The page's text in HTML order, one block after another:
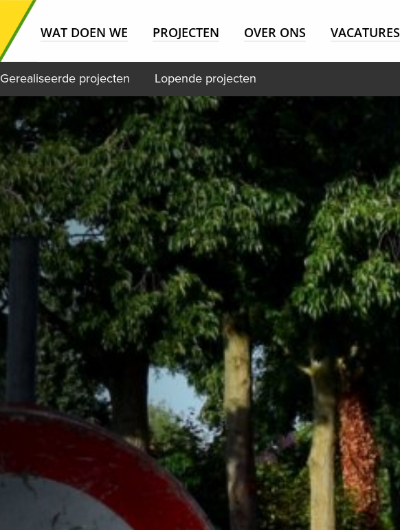
WAT DOEN WE PROJECTEN OVER ONS VACATURES
Gerealiseerde projecten Lopende projecten